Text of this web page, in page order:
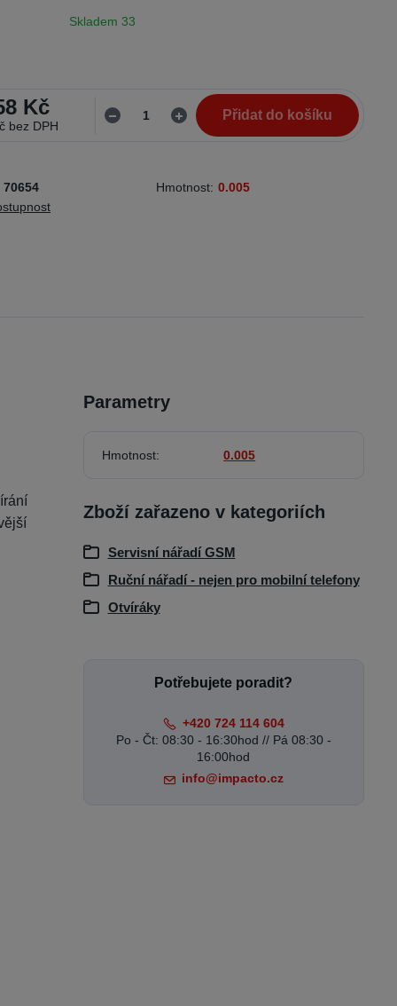
Skladem 33
Kč
bez DPH
Přidat do košíku
70654 Hmotnost: 0.005
Parametry
Hmotnost 0.005
Zboží zařazeno v kategoriích
Servisní nářadí GSM
Ruční nářadí - nejen pro mobilní telefony
Otvíráky
Potřebujete poradit?
+420 724 114 604
Po - Čt: 08:30 - 16:30hod // Pá 08:30 -
16:00hod
info@impacto.cz